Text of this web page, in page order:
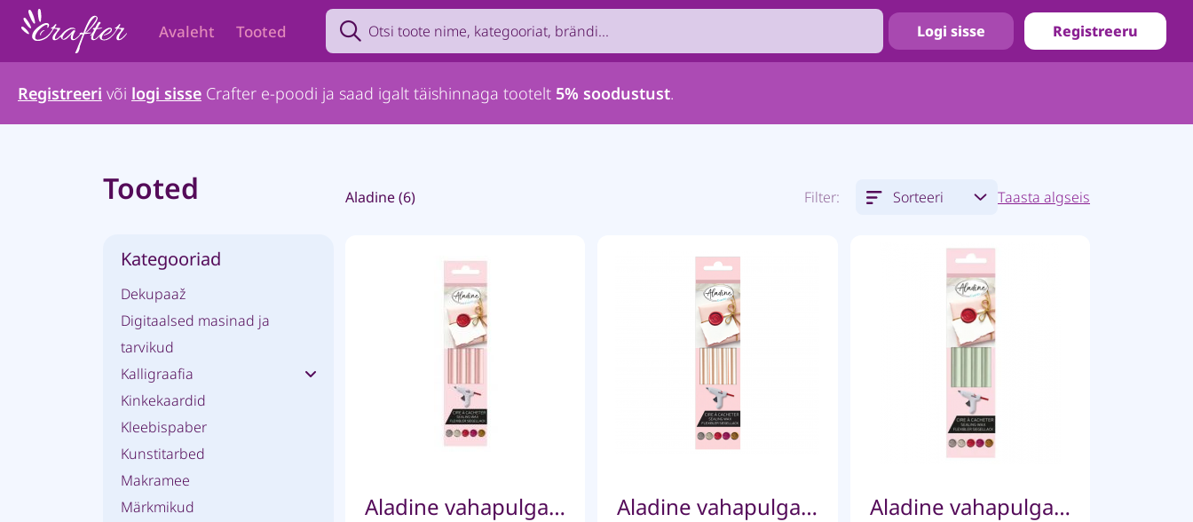
Avaleht Tooted
Search product by name, brand, category...
Logi sisse Registreeru
Registreeri või logi sisse Crafter e-poodi ja saad igalt täishinnaga tootelt 5% soodustust.
Tooted
Kategooriad
Dekupaaž
Digitaalsed masinad ja
tarvikud
Kalligraafia
Kinkekaardid
Kleebispaber
Kunstitarbed
Makramee
Märkmikud
Aladine (6) Filter: Sorteeri Taasta algseis
Aladine vahapulgad püstolile- Beebiroosa Aladine vahapulgad püstolile – Pärlmutter valge Aladine vahapulgad püstolile- Heleroheline